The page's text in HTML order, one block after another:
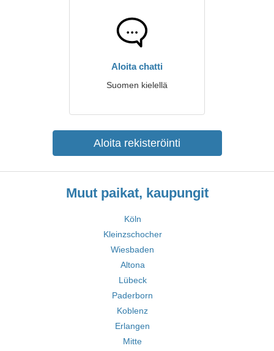
Aloita chatti
Suomen kielellä
Aloita rekisteröinti
Muut paikat, kaupungit
Köln
Kleinzschocher
Wiesbaden
Altona
Lübeck
Paderborn
Koblenz
Erlangen
Mitte